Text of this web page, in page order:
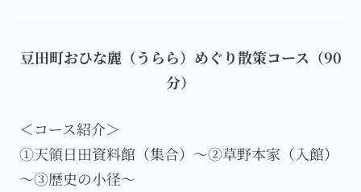
豆田町おひな麗（うらら）めぐり散策コース（90
分）
＜コース紹介＞
①天領日田資料館（集合）～②草野本家（入館）
～③歴史の小径～